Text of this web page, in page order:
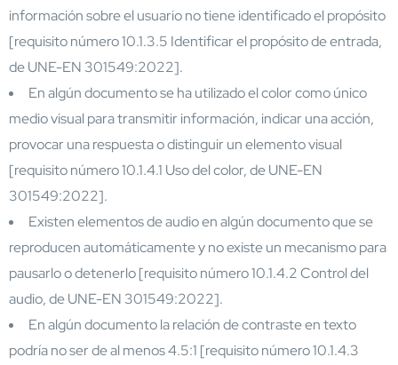
información sobre el usuario no tiene identificado el propósito
[requisito número 10.1.3.5 Identificar el propósito de entrada,
de UNE-EN 301549:2022].
En algún documento se ha utilizado el color como único
medio visual para transmitir información, indicar una acción,
provocar una respuesta o distinguir un elemento visual
[requisito número 10.1.4.1 Uso del color, de UNE-EN
301549:2022].
Existen elementos de audio en algún documento que se
reproducen automáticamente y no existe un mecanismo para
pausarlo o detenerlo [requisito número 10.1.4.2 Control del
audio, de UNE-EN 301549:2022].
En algún documento la relación de contraste en texto
podría no ser de al menos 4.5:1 [requisito número 10.1.4.3